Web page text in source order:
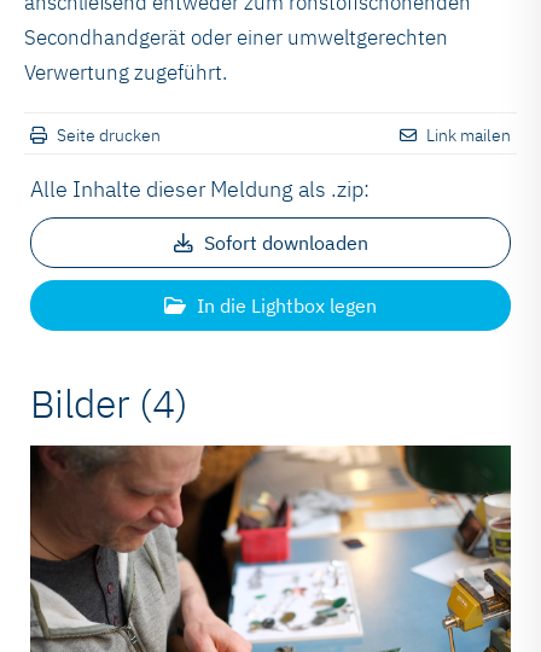
Secondhandgerät oder einer umweltgerechten
Verwertung zugeführt.
Seite drucken Link mailen
Alle Inhalte dieser Meldung als .zip:
Sofort downloaden
In die Lightbox legen
Bilder (4)